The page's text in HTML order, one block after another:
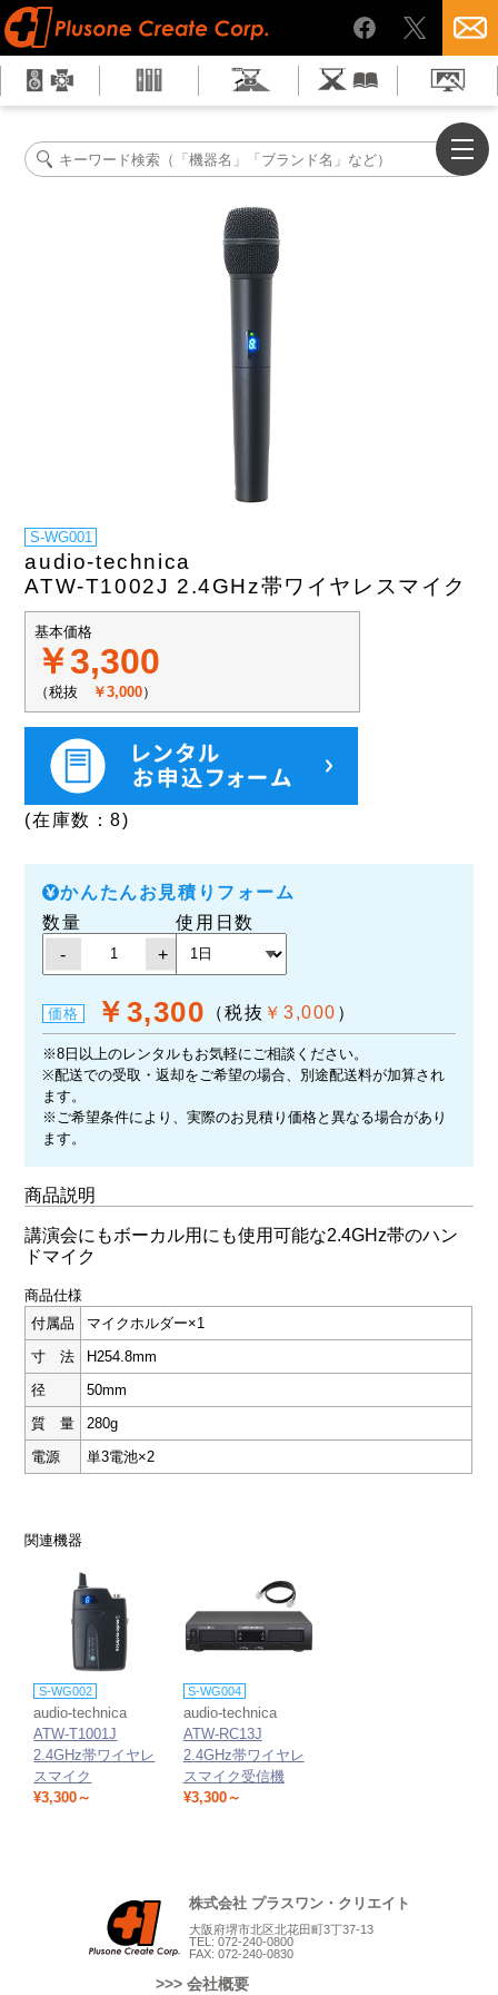
S-WG001
audio-technica
ATW-T1002J 2.4GHz帯ワイヤレスマイク
基本価格
￥3,300
（税抜 ￥3,000）
(在庫数：8)
かんたんお見積りフォーム
数量
-
+
使用日数
価格 ￥3,300 （税抜 ￥3,000 ）
※8日以上のレンタルもお気軽にご相談ください。
※配送での受取・返却をご希望の場合、別途配送料が加算され
ます。
※ご希望条件により、実際のお見積り価格と異なる場合があり
ます。
商品説明
講演会にもボーカル用にも使用可能な2.4GHz帯のハン
ドマイク
商品仕様
付属品
マイクホルダー×1
寸 法
H254.8mm
径
50mm
質 量
280g
電源
単3電池×2
関連機器
S-WG002
audio-technica
ATW-T1001J
2.4GHz帯ワイヤレ
スマイク
¥3,300～
S-WG004
audio-technica
ATW-RC13J
2.4GHz帯ワイヤレ
スマイク受信機
¥3,300～
株式会社 プラスワン・クリエイト
大阪府堺市北区北花田町3丁37-13
TEL: 072-240-0800
FAX: 072-240-0830
>>> 会社概要